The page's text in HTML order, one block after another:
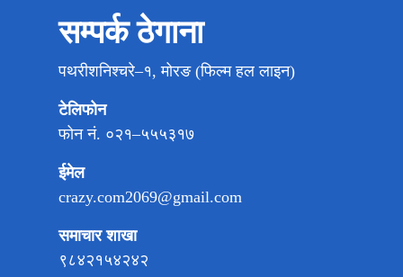
सम्पर्क ठेगाना
पथरीशनिश्चरे–१, मोरङ (फिल्म हल लाइन)
टेलिफोन
फोन नं. ०२१–५५५३१७
ईमेल
crazy.com2069@gmail.com
समाचार शाखा
९८४२१५४२४२